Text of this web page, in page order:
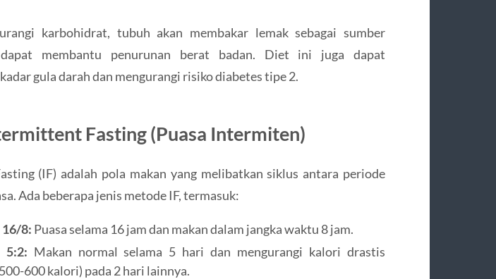
karbohidrat, tubuh akan membakar lemak sebagai sumber
membantu penurunan berat badan. Diet ini juga dapat
gula darah dan mengurangi risiko diabetes tipe 2.
Fasting (Puasa Intermiten)
(IF) adalah pola makan yang melibatkan siklus antara periode
Ada beberapa jenis metode IF, termasuk:
8: Puasa selama 16 jam dan makan dalam jangka waktu 8 jam.
5:2: Makan normal selama 5 hari dan mengurangi kalori drastis
600 kalori) pada 2 hari lainnya.